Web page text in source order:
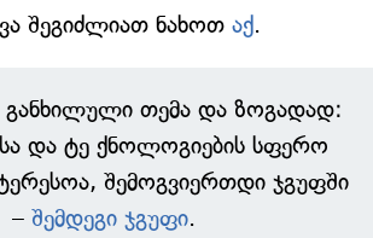
შეგიძლიათ ნახოთ აქ.
განხილული თემა და ზოგადად:
და ტე ქნოლოგიების სფერო
შემოგვიერთდი ჯგუფში
– შემდეგი ჯგუფი.